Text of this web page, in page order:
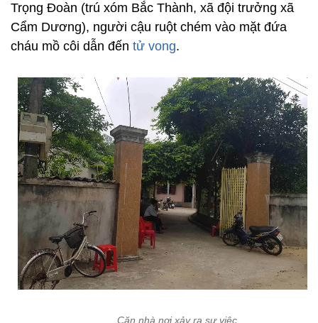
Trọng Đoàn (trú xóm Bắc Thành, xã đội trưởng xã
Cẩm Dương), người cậu ruột chém vào mặt đứa
cháu mồ côi dẫn đến tử vong.
Căn nhà nơi xảy ra sự việc